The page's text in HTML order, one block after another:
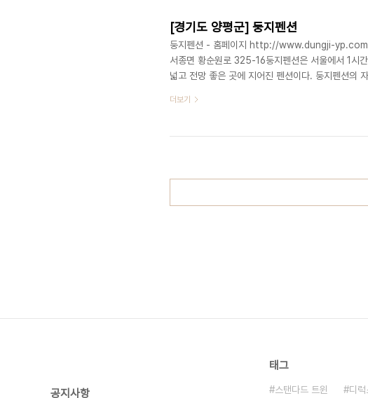
[경기도 양평군] 둥지펜션
둥지펜션 - 홈페이지 http://www.dungji-
서종면 황순원로 325-16둥지펜션은 서울에서 1시
넓고 전망 좋은 곳에 지어진 펜션이다. 둥지펜션의
불편을 최소화하고 별장처럼 조용히 이용할 수 있
강 수상레포츠와 환상적인 드라이브 코스를 즐길
더보기
공지사항
태그
스탠다드 트윈 디럭